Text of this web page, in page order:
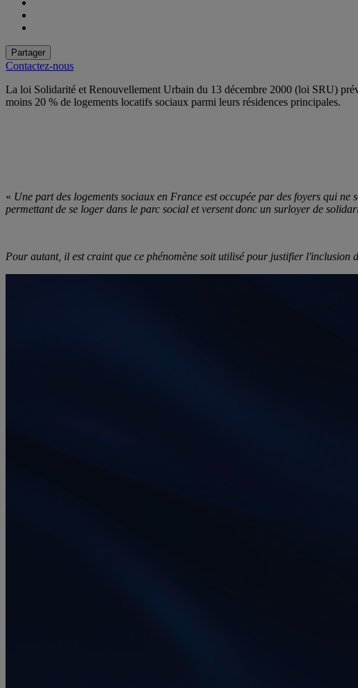
Partager
Contactez-nous
La loi Solidarité et Renouvellement Urbain du 13 décembre 2000 (loi SRU)
moins 20 % de logements locatifs sociaux parmi leurs résidences principales.
« Une part des logements sociaux en France est occupée par des foyers qui
permettant de se loger dans le parc social et versent donc un surloyer de
Pour autant, il est craint que ce phénomène soit utilisé pour justifier l'inclusion